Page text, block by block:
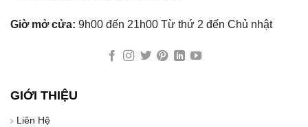
Giờ mở cửa: 9h00 đến 21h00 Từ thứ 2 đến Chủ nhật
GIỚI THIỆU
Liên Hệ